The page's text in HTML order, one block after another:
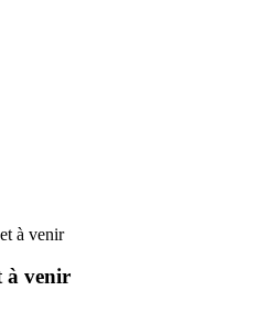
à venir
à venir